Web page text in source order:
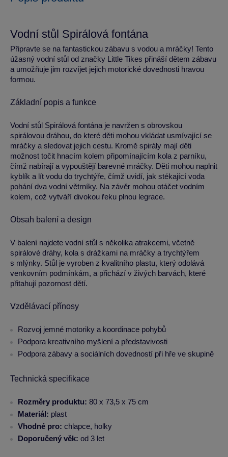
Vodní stůl Spirálová fontána
Připravte se na fantastickou zábavu s vodou a mráčky! Tento
úžasný vodní stůl od značky Little Tikes přináší dětem zábavu
a umožňuje jim rozvíjet jejich motorické dovednosti hravou
formou.
Základní popis a funkce
Vodní stůl Spirálová fontána je navržen s obrovskou
spirálovou dráhou, do které děti mohou vkládat usmívající se
mráčky a sledovat jejich cestu. Kromě spirály mají děti
možnost točit hnacím kolem připomínajícím kola z parníku,
čímž nabírají a vypouštějí barevné mráčky. Děti mohou naplnit
kyblík a lít vodu do trychtýře, čímž uvidí, jak stékající voda
pohání dva vodní větrníky. Na závěr mohou otáčet vodním
kolem, což vytváří divokou řeku plnou legrace.
Obsah balení a design
V balení najdete vodní stůl s několika atrakcemi, včetně
spirálové dráhy, kola s drážkami na mráčky a trychtýřem
s mlýnky. Stůl je vyroben z kvalitního plastu, který odolává
venkovním podmínkám, a přichází v živých barvách, které
přitahují pozornost dětí.
Vzdělávací přínosy
Rozvoj jemné motoriky a koordinace pohybů
Podpora kreativního myšlení a představivosti
Podpora zábavy a sociálních dovedností při hře ve skupině
Technická specifikace
Rozměry produktu: 80 x 73,5 x 75 cm
Materiál: plast
Vhodné pro: chlapce, holky
Doporučený věk: od 3 let